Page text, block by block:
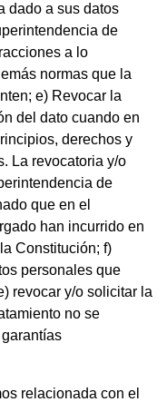
dado a sus datos
de
a lo
normas que la
e) Revocar la
del dato cuando en
derechos y
La revocatoria y/o
de
que en el
han incurrido en
Constitución; f)
personales que
revocar y/o solicitar la
no se
relacionada con el